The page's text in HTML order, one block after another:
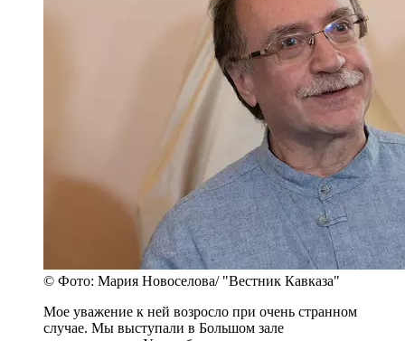
© Фото: Мария Новоселова/ "Вестник Кавказа"
Мое уважение к ней возросло при очень странном
случае. Мы выступали в Большом зале